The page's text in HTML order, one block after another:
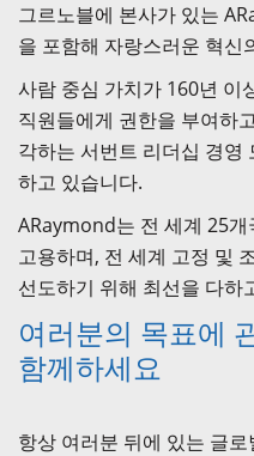
그르노블에 본사가 있는
을 포함해 자랑스러운 혁신
사람 중심 가치가 160년 이
직원들에게 권한을 부여하
각하는 서번트 리더십 경영
하고 있습니다.
ARaymond는 전 세계 25
고용하며, 전 세계 고정 및
선도하기 위해 최선을 다하
여러분의 목표에
함께하세요
항상 여러분 뒤에 있는 글